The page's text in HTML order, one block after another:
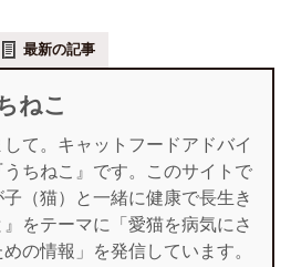
最新の記事
ねこ
して。キャットフードアドバイ
うちねこ』です。このサイトで
子（猫）と一緒に健康で長生き
をテーマに「愛猫を病気にさ
の情報」を発信しています。